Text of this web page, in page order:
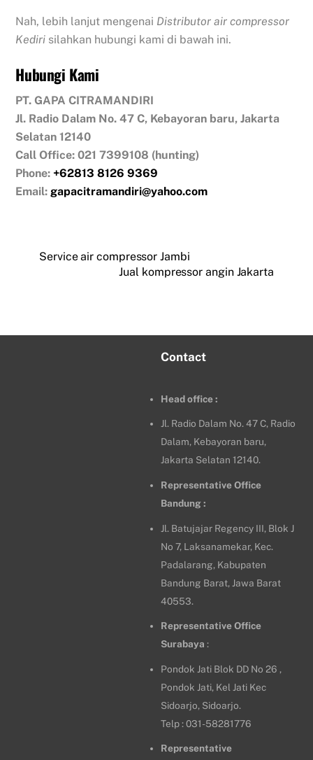
Nah, lebih lanjut mengenai Distributor air compressor
Kediri silahkan hubungi kami di bawah ini.
Hubungi Kami
PT. GAPA CITRAMANDIRI
Jl. Radio Dalam No. 47 C, Kebayoran baru, Jakarta
Selatan 12140
Call Office: 021 7399108 (hunting)
Phone: +62813 8126 9369
Email: gapacitramandiri@yahoo.com
Service air compressor Jambi
Jual kompressor angin Jakarta
Contact
Head office :
Jl. Radio Dalam No. 47 C, Radio
Dalam, Kebayoran baru,
Jakarta Selatan 12140.
Representative Office
Bandung :
Jl. Batujajar Regency III, Blok J
No 7, Laksanamekar, Kec.
Padalarang, Kabupaten
Bandung Barat, Jawa Barat
40553.
Representative Office
Surabaya :
Pondok Jati Blok DD No 26 ,
Pondok Jati, Kel Jati Kec
Sidoarjo, Sidoarjo.
Telp : 031-58281776
Representative